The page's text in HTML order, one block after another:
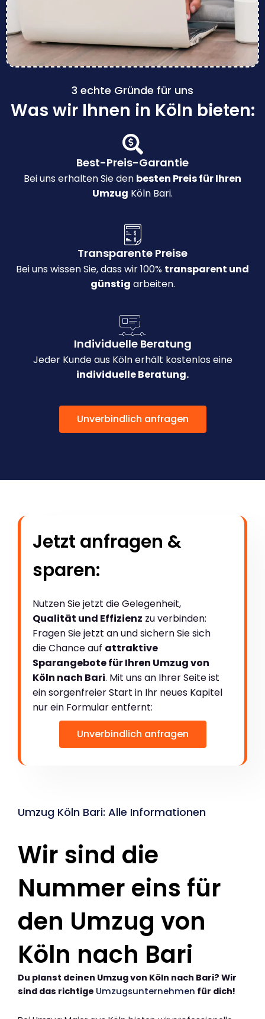
3 echte Gründe für uns
Was wir Ihnen in Köln bieten:
Best-Preis-Garantie
Bei uns erhalten Sie den besten Preis für Ihren
Umzug Köln Bari.
Transparente Preise
Bei uns wissen Sie, dass wir 100% transparent und
günstig arbeiten.
Individuelle Beratung
Jeder Kunde aus Köln erhält kostenlos eine
individuelle Beratung.
Unverbindlich anfragen
Jetzt anfragen &
sparen:
Nutzen Sie jetzt die Gelegenheit,
Qualität und Effizienz zu verbinden:
Fragen Sie jetzt an und sichern Sie sich
die Chance auf attraktive
Sparangebote für Ihren Umzug von
Köln nach Bari. Mit uns an Ihrer Seite ist
ein sorgenfreier Start in Ihr neues Kapitel
nur ein Formular entfernt:
Unverbindlich anfragen
Umzug Köln Bari: Alle Informationen
Wir sind die
Nummer eins für
den Umzug von
Köln nach Bari
Du planst deinen Umzug von Köln nach Bari? Wir
sind das richtige Umzugsunternehmen für dich!